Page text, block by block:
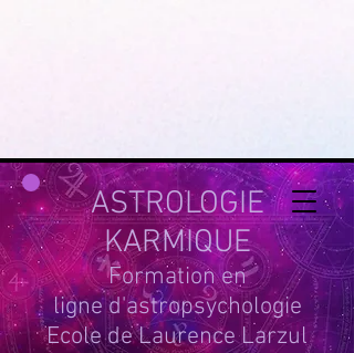
ASTROLOGIE
KARMIQUE
Formation en
ligne d'astropsychologie
Ecole de Laurence Larzul